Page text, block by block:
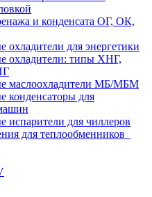
и конденсата ОГ, ОК,
охладители для энергетики
охладители: типы ХНГ,
маслоохладители МБ/МБМ
конденсаторы для
испарители для чиллеров
для теплообменников